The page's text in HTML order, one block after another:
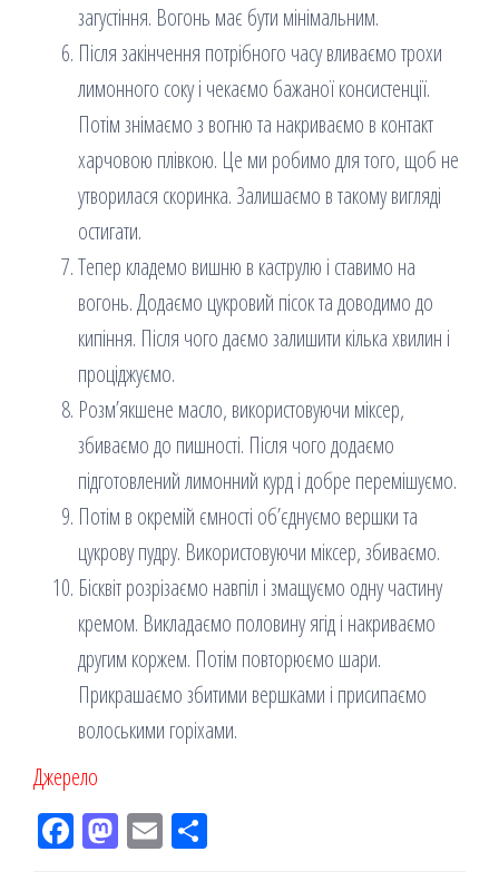
загустіння. Вогонь має бути мінімальним.
Після закінчення потрібного часу вливаємо трохи
лимонного соку і чекаємо бажаної консистенції.
Потім знімаємо з вогню та накриваємо в контакт
харчовою плівкою. Це ми робимо для того, щоб не
утворилася скоринка. Залишаємо в такому вигляді
остигати.
Тепер кладемо вишню в каструлю і ставимо на
вогонь. Додаємо цукровий пісок та доводимо до
кипіння. Після чого даємо залишити кілька хвилин і
проціджуємо.
Розм’якшене масло, використовуючи міксер,
збиваємо до пишності. Після чого додаємо
підготовлений лимонний курд і добре перемішуємо.
Потім в окремій ємності об’єднуємо вершки та
цукрову пудру. Використовуючи міксер, збиваємо.
Бісквіт розрізаємо навпіл і змащуємо одну частину
кремом. Викладаємо половину ягід і накриваємо
другим коржем. Потім повторюємо шари.
Прикрашаємо збитими вершками і присипаємо
волоськими горіхами.
Джерело
Fac M Em